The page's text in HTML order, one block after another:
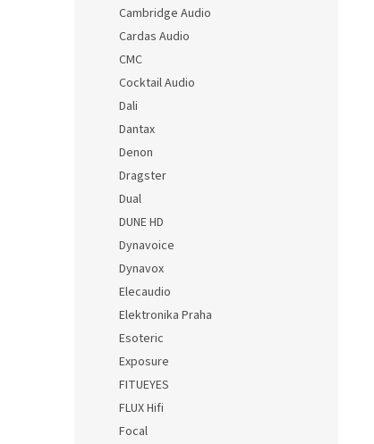
Cambridge Audio
Cardas Audio
CMC
Cocktail Audio
Dali
Dantax
Denon
Dragster
Dual
DUNE HD
Dynavoice
Dynavox
Elecaudio
Elektronika Praha
Esoteric
Exposure
FITUEYES
FLUX Hifi
Focal